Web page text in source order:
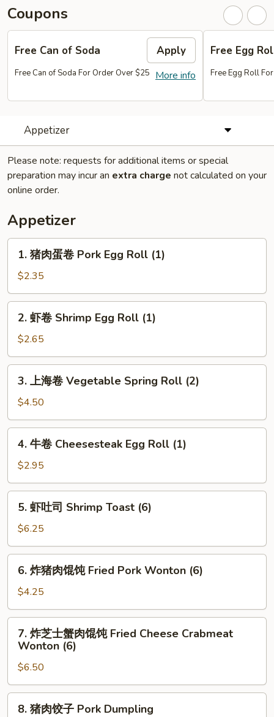
Coupons
Free Can of Soda Apply
More info
Free Can of Soda For Order Over $25
Free Egg
Free Egg Roll
Appetizer
Please note: requests for additional items or special
preparation may incur an extra charge not calculated on your
online order.
Appetizer
1.
蛋
卷
Pork
Egg
Roll
(1)
1. 猪肉蛋卷 Pork Egg Roll (1)
$2.35
2.
Shrimp
Egg
Roll
(1)
2. 虾卷 Shrimp Egg Roll (1)
$2.65
3.
卷
Vegetable
Spring
Roll
3. 上海卷 Vegetable Spring Roll (2)
$4.50
4.
Cheesesteak
Egg
Roll
(1)
4. 牛卷 Cheesesteak Egg Roll (1)
$2.95
5.
司
Shrimp
Toast
(6)
5. 虾吐司 Shrimp Toast (6)
$6.25
6.
肉
馄
Fried
Pork
(6)
6. 炸猪肉馄饨 Fried Pork Wonton (6)
$4.25
7.
蟹
肉
7. 炸芝士蟹肉馄饨 Fried Cheese Crabmeat
Wonton (6)
$6.50
8.
8. 猪肉饺子 Pork Dumpling